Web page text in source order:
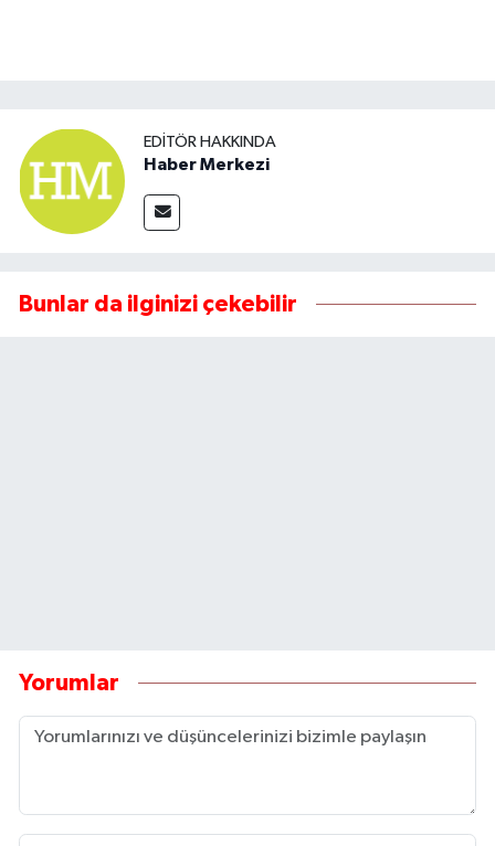
EDITÖR HAKKINDA
Haber Merkezi
Bunlar da ilginizi çekebilir
Yorumlar